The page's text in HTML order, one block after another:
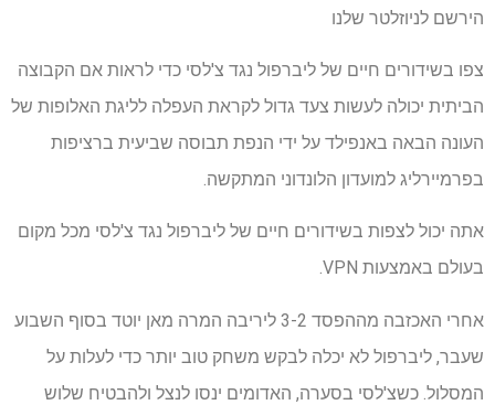
הירשם לניוזלטר שלנו
צפו בשידורים חיים של ליברפול נגד צ'לסי כדי לראות אם הקבוצה
הביתית יכולה לעשות צעד גדול לקראת העפלה לליגת האלופות של
העונה הבאה באנפילד על ידי הנפת תבוסה שביעית ברציפות
בפרמיירליג למועדון הלונדוני המתקשה.
אתה יכול לצפות בשידורים חיים של ליברפול נגד צ'לסי מכל מקום
בעולם באמצעות VPN.
אחרי האכזבה מההפסד 3-2 ליריבה המרה מאן יוטד בסוף השבוע
שעבר, ליברפול לא יכלה לבקש משחק טוב יותר כדי לעלות על
המסלול. כשצ'לסי בסערה, האדומים ינסו לנצל ולהבטיח שלוש